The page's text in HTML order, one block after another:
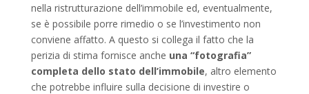
nella ristrutturazione dell’immobile ed, eventualmente,
se è possibile porre rimedio o se l’investimento non
conviene affatto. A questo si collega il fatto che la
perizia di stima fornisce anche una “fotografia”
completa dello stato dell’immobile, altro elemento
che potrebbe influire sulla decisione di investire o